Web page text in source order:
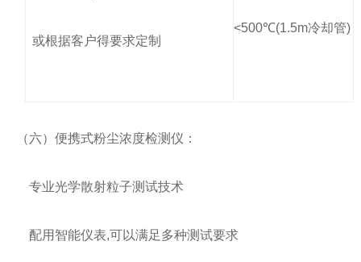
或根据客户得要求定制
<500℃(1.5m冷却管)
（六）便携式粉尘浓度检测仪：
专业光学散射粒子测试技术
配用智能仪表,可以满足多种测试要求